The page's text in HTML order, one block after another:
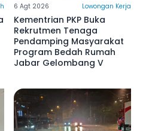
6 Agt 2026 Lowongan Kerja
Kementrian PKP Buka
Rekrutmen Tenaga
Pendamping Masyarakat
Program Bedah Rumah
Jabar Gelombang V